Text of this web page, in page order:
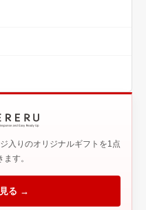
入りのオリジナルギフトを1点
す。
る →